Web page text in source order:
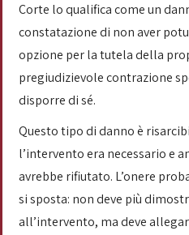
Corte lo qualifica come un
constatazione di non aver
opzione per la tutela della
pregiudizievole contrazione
disporre di sé.
Questo tipo di danno è
l’intervento era necessario e
avrebbe rifiutato. L’onere
si sposta: non deve più
all’intervento, ma deve